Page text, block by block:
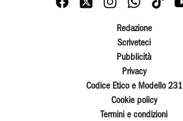
Redazione
Scriveteci
Pubblicità
Privacy
Codice Etico e Modello 231
Cookie policy
Termini e condizioni